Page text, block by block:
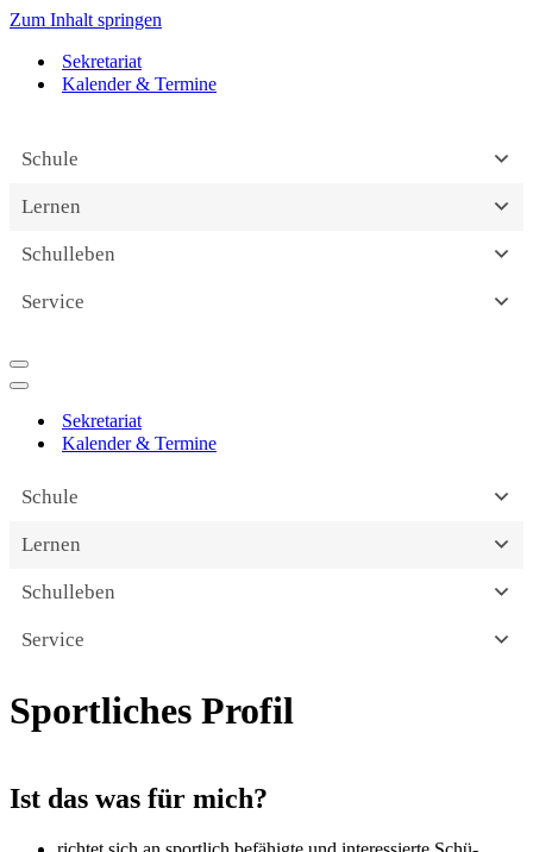
Zum Inhalt springen
Sekretariat
Kalender & Termine
Schule
Lernen
Schulleben
Service
Navigationsmenü
Navigationsmenü
Sekretariat
Kalender & Termine
Schule
Lernen
Schulleben
Service
Sportliches Profil
Ist das was für mich?